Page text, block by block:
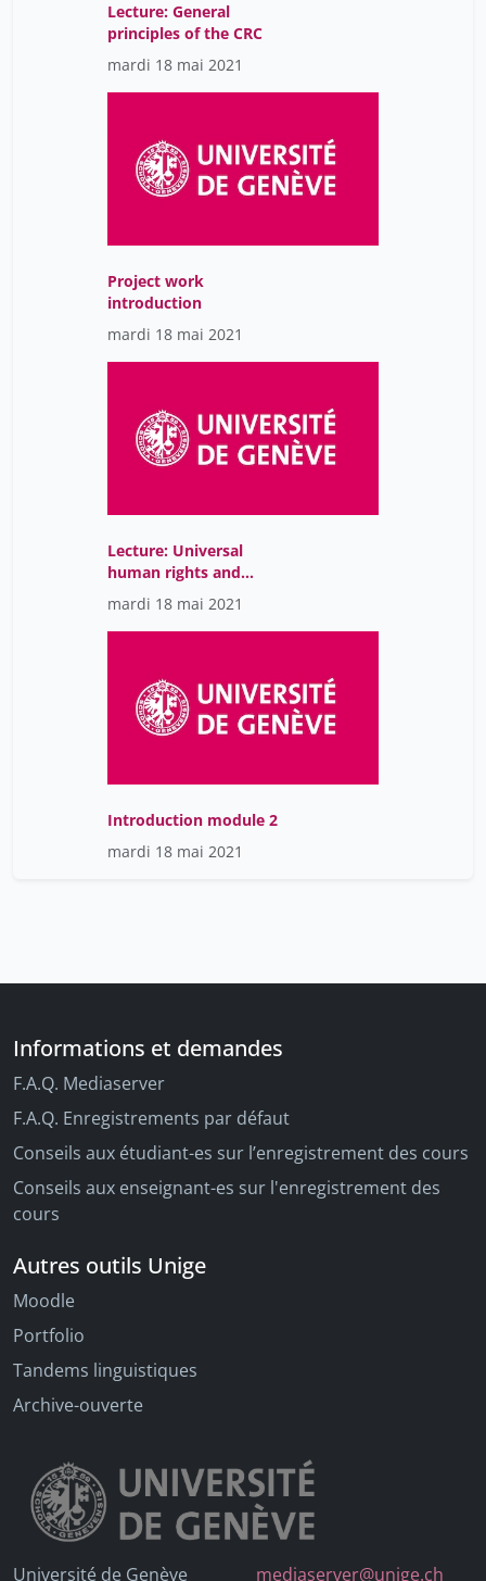
Lecture: General
principles of the CRC
mardi 18 mai 2021
Project work
introduction
mardi 18 mai 2021
Lecture: Universal
human rights and
cultural relativism
mardi 18 mai 2021
Introduction module 2
mardi 18 mai 2021
Informations et demandes
F.A.Q. Mediaserver
F.A.Q. Enregistrements par défaut
Conseils aux étudiant-es sur l’enregistrement des cours
Conseils aux enseignant-es sur l'enregistrement des
cours
Autres outils Unige
Moodle
Portfolio
Tandems linguistiques
Archive-ouverte
Université de Genève mediaserver@unige.ch